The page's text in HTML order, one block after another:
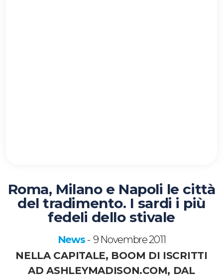
Roma, Milano e Napoli le città
del tradimento. I sardi i più
fedeli dello stivale
News - 9 Novembre 2011
NELLA CAPITALE, BOOM DI ISCRITTI
AD ASHLEYMADISON.COM, DAL